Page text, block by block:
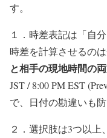
す。
１．時差表記は「自
時差を計算させるの
と相手の現地時間の
JST / 8:00 PM EST
で、日付の勘違いも
２．選択肢は3つ以